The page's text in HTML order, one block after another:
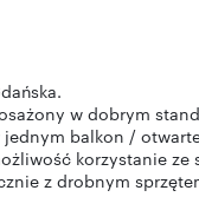
w dobrym
balkon /
korzystanie ze
z drobnym